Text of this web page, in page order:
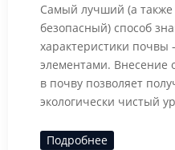
Самый лучший (а также
безопасный) способ
характеристики почвы
элементами. Внесение
в почву позволяет
экологически чистый
Подробнее